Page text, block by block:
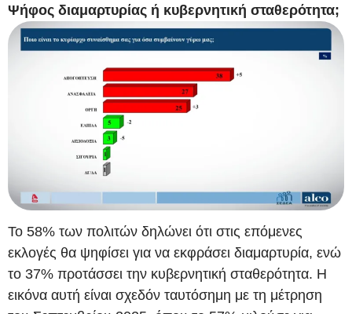
Ψήφος διαμαρτυρίας ή κυβερνητική σταθερότητα;
Το 58% των πολιτών δηλώνει ότι στις επόμενες
εκλογές θα ψηφίσει για να εκφράσει διαμαρτυρία, ενώ
το 37% προτάσσει την κυβερνητική σταθερότητα. Η
εικόνα αυτή είναι σχεδόν ταυτόσημη με τη μέτρηση